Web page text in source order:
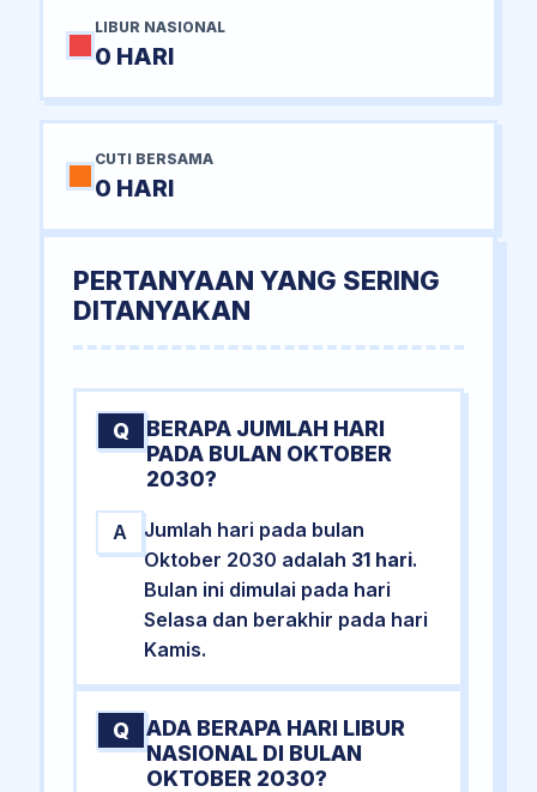
LIBUR NASIONAL
0 HARI
CUTI BERSAMA
0 HARI
PERTANYAAN YANG SERING
DITANYAKAN
Q
BERAPA JUMLAH HARI
PADA BULAN OKTOBER
2030?
A
Jumlah hari pada bulan
Oktober 2030 adalah 31 hari.
Bulan ini dimulai pada hari
Selasa dan berakhir pada hari
Kamis.
Q
ADA BERAPA HARI LIBUR
NASIONAL DI BULAN
OKTOBER 2030?